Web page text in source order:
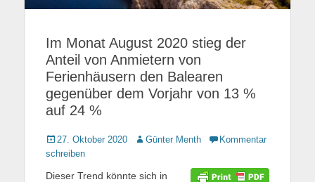
Im Monat August 2020 stieg der
Anteil von Anmietern von
Ferienhäusern den Balearen
gegenüber dem Vorjahr von 13 %
auf 24 %
Gepostet
am
27. Oktober 2020 AutorGünter Menth
Kommentar
schreiben
Dieser Trend könnte sich in